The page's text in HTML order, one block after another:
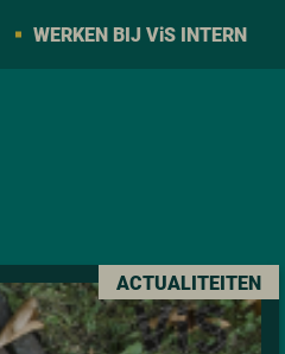
WERKEN BIJ ViS INTERN
ACTUALITEITEN